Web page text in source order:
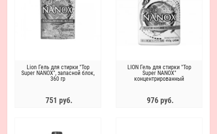
Lion Гель для стирки "Top
Super NANOX", запасной блок,
360 гр
751 руб.
LION Гель для стирки "Top
Super NANOX"
концентрированный
976 руб.